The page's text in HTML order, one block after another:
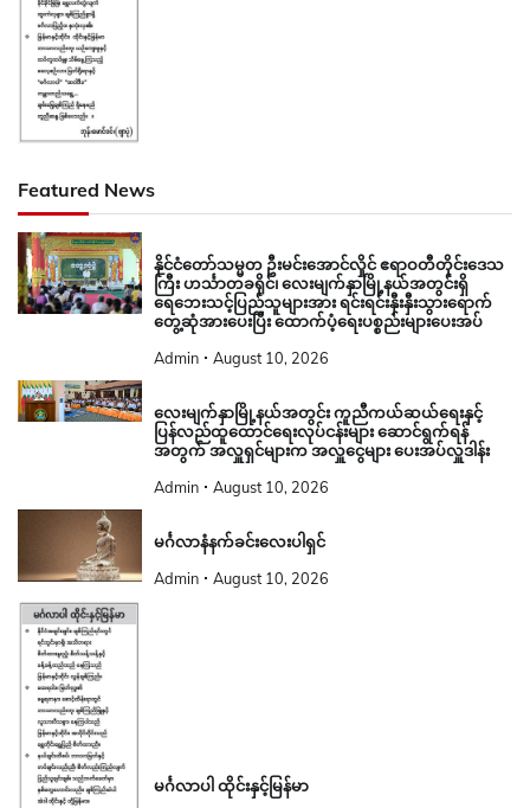
Featured News
နိုင်ငံတော်သမ္မတ ဦးမင်းအောင်လှိုင် ဧရာဝတီတိုင်းဒေသ
ကြီး ဟင်္သာတခရိုင်၊ လေးမျက်နှာမြို့နယ်အတွင်းရှိ
ရေဘေးသင့်ပြည်သူများအား ရင်းရင်းနှီးနှီးသွားရောက်
တွေ့ဆုံအားပေးပြီး ထောက်ပံ့ရေးပစ္စည်းများပေးအပ်
Admin August 10, 2026
လေးမျက်နှာမြို့နယ်အတွင်း ကူညီကယ်ဆယ်ရေးနှင့်
ပြန်လည်ထူထောင်ရေးလုပ်ငန်းများ ဆောင်ရွက်ရန်
အတွက် အလှူရှင်များက အလှူငွေများ ပေးအပ်လှူဒါန်း
Admin August 10, 2026
မင်္ဂလာနံနက်ခင်းလေးပါရှင်
Admin August 10, 2026
မင်္ဂလာပါ ထိုင်းနှင့်မြန်မာ